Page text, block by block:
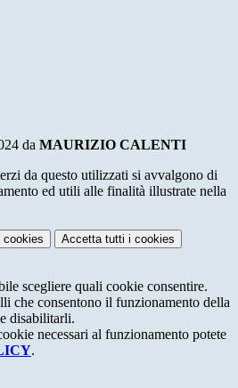
da MAURIZIO CALENTI
da questo utilizzati si avvalgono di
ed utili alle finalità illustrate nella
cookies Accetta tutti i cookies
scegliere quali cookie consentire.
che consentono il funzionamento della
disabilitarli.
necessari al funzionamento potete
.